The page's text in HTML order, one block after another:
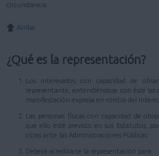
circunstancia.
Arriba
¿Qué es la representación?
Los interesados con capacidad de
representante, entendiéndose con éste las
manifestación expresa en contra del
Las personas físicas con capacidad de
que ello esté previsto en sus Estatutos,
otras ante las Administraciones Públicas.
Deberá acreditarse la representación para: